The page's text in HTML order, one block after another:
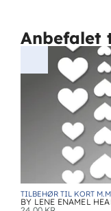
Anbefalet
TILBEHØR TIL KORT
BY LENE ENAMEL